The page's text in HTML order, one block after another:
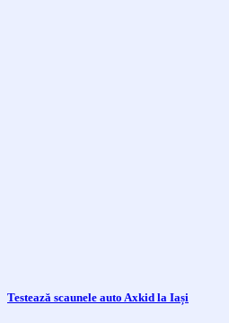
Testează scaunele auto Axkid la Iași